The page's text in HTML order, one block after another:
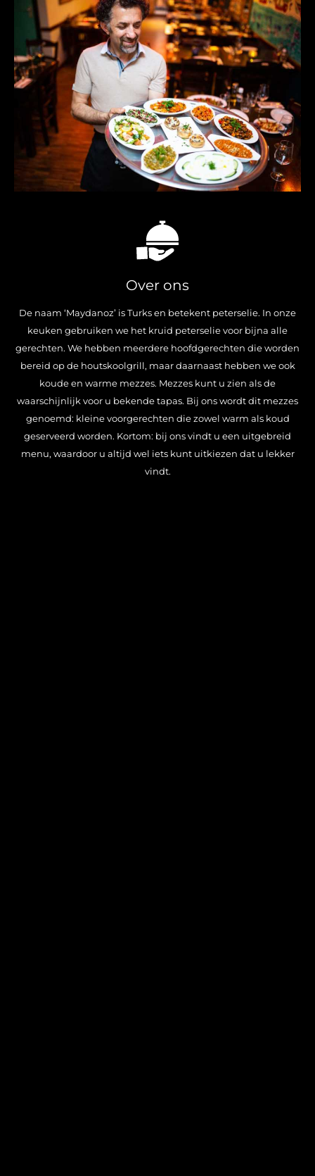
Over ons
De naam ‘Maydanoz’ is Turks en betekent peterselie. In onze
keuken gebruiken we het kruid peterselie voor bijna alle
gerechten. We hebben meerdere hoofdgerechten die worden
bereid op de houtskoolgrill, maar daarnaast hebben we ook
koude en warme mezzes. Mezzes kunt u zien als de
waarschijnlijk voor u bekende tapas. Bij ons wordt dit mezzes
genoemd: kleine voorgerechten die zowel warm als koud
geserveerd worden. Kortom: bij ons vindt u een uitgebreid
menu, waardoor u altijd wel iets kunt uitkiezen dat u lekker
vindt.